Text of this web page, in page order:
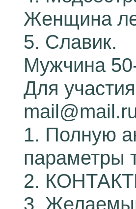
Женщина
5. Славик.
Мужчина
Для
1. Полную
параметры
2.
3.